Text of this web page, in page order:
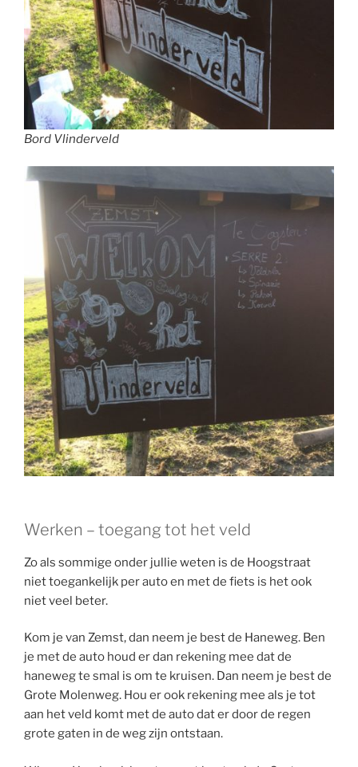
Bord Vlinderveld
Werken – toegang tot het veld
Zo als sommige onder jullie weten is de Hoogstraat
niet toegankelijk per auto en met de fiets is het ook
niet veel beter.
Kom je van Zemst, dan neem je best de Haneweg. Ben
je met de auto houd er dan rekening mee dat de
haneweg te smal is om te kruisen. Dan neem je best de
Grote Molenweg. Hou er ook rekening mee als je tot
aan het veld komt met de auto dat er door de regen
grote gaten in de weg zijn ontstaan.